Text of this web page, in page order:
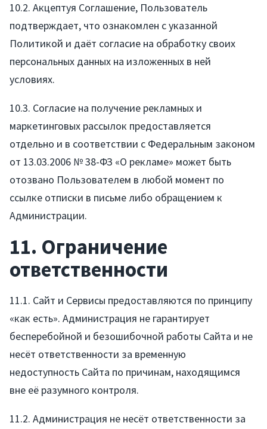
10.2. Акцептуя Соглашение, Пользователь
подтверждает, что ознакомлен с указанной
Политикой и даёт согласие на обработку своих
персональных данных на изложенных в ней
условиях.
10.3. Согласие на получение рекламных и
маркетинговых рассылок предоставляется
отдельно и в соответствии с Федеральным законом
от 13.03.2006 № 38-ФЗ «О рекламе» может быть
отозвано Пользователем в любой момент по
ссылке отписки в письме либо обращением к
Администрации.
11. Ограничение
ответственности
11.1. Сайт и Сервисы предоставляются по принципу
«как есть». Администрация не гарантирует
бесперебойной и безошибочной работы Сайта и не
несёт ответственности за временную
недоступность Сайта по причинам, находящимся
вне её разумного контроля.
11.2. Администрация не несёт ответственности за